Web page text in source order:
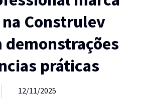
Construlev
demonstrações
práticas
12/11/2025